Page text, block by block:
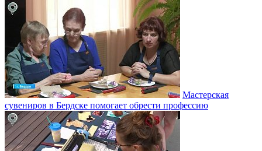
Мастерская
сувениров в Бердске помогает обрести профессию